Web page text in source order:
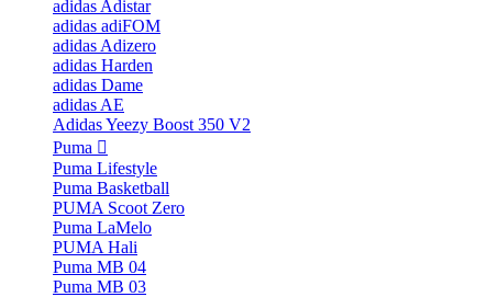
adidas Adistar
adidas adiFOM
adidas Adizero
adidas Harden
adidas Dame
adidas AE
Adidas Yeezy Boost 350 V2
Puma
Puma Lifestyle
Puma Basketball
PUMA Scoot Zero
Puma LaMelo
PUMA Hali
Puma MB 04
Puma MB 03